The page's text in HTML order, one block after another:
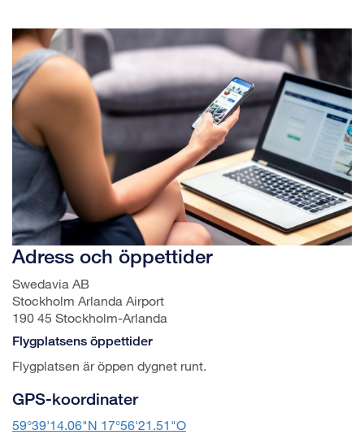
Adress och öppettider
Swedavia AB
Stockholm Arlanda Airport
190 45 Stockholm-Arlanda
Flygplatsens öppettider
Flygplatsen är öppen dygnet runt.
GPS-koordinater
59°39'14.06"N 17°56'21.51"O